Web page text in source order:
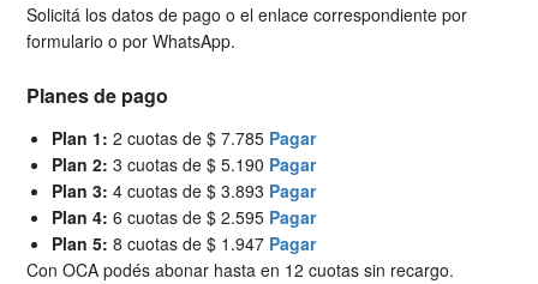
Solicitá los datos de pago o el enlace correspondiente por
formulario o por WhatsApp.
Planes de pago
Plan 1: 2 cuotas de $ 7.785 Pagar
Plan 2: 3 cuotas de $ 5.190 Pagar
Plan 3: 4 cuotas de $ 3.893 Pagar
Plan 4: 6 cuotas de $ 2.595 Pagar
Plan 5: 8 cuotas de $ 1.947 Pagar
Con OCA podés abonar hasta en 12 cuotas sin recargo.